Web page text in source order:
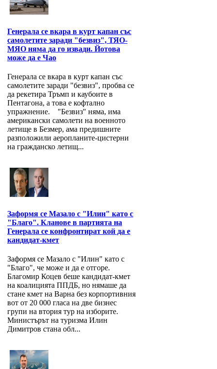
Генерала се вкара в курт капан със
самолетите заради "безвиз", ТЯО-
МЯО няма да го извади. Йотова
може да е Чао
Генерала се вкара в курт капан със
самолетите заради "безвиз", пробва се
да рекетира Тръмп и каубоите в
Пентагона, а това е кофтално
упражнение. "Безвиз" няма, има
американски самолети на военното
летище в Безмер, ама предишните
разположили аеропланите-цистерни
на гражданско летищ...
Заформя се Мазало с "Илин" като с
"Благо". Кланове в партията на
Генерала се конфронтират кой да е
кандидат-кмет
Заформя се Мазало с "Илин" като с
"Благо", че може и да е отгоре.
Благомир Коцев беше кандидат-кмет
на коалицията ППДБ, но нямаше да
стане кмет на Варна без корпортивния
вот от 20 000 гласа на две бизнес
групи на втория тур на изборите.
Министърът на туризма Илин
Димитров стана обл...